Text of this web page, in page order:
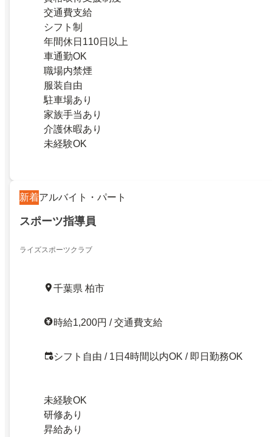
交通費支給
シフト制
年間休日110日以上
車通勤OK
職場内禁煙
服装自由
駐車場あり
家族手当あり
介護休暇あり
未経験OK
新着アルバイト・パート
スポーツ指導員
ライズスポーツクラブ
千葉県 柏市
時給1,200円 / 交通費支給
シフト自由 / 1日4時間以内OK / 即日勤務OK
未経験OK
研修あり
昇給あり